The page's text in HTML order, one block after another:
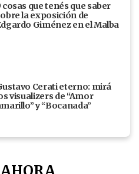
cosas que tenés que saber
la exposición de
Giménez en el Malba
Cerati eterno: mirá
visualizers de “Amor
y “Bocanada”